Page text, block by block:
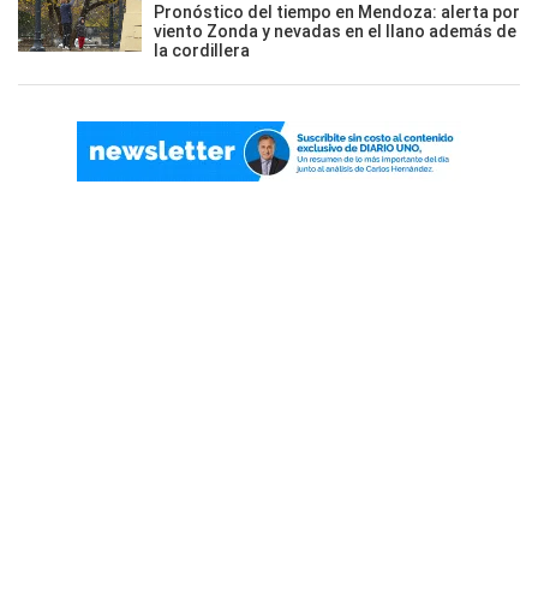
Pronóstico del tiempo en Mendoza: alerta por
viento Zonda y nevadas en el llano además de
la cordillera